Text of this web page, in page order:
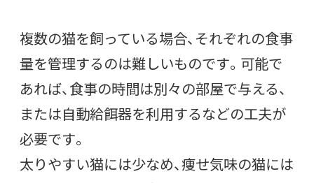
複数の猫を飼っている場合、それぞれの食事
量を管理するのは難しいものです。可能で
あれば、食事の時間は別々の部屋で与える、
または自動給餌器を利用するなどの工夫が
必要です。
太りやすい猫には少なめ、痩せ気味の猫には